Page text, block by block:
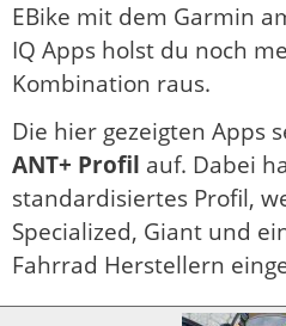
EBike mit dem Garmin
IQ Apps holst du noch
Kombination raus.
Die hier gezeigten Apps
ANT+ Profil auf. Dabei
standardisiertes Profil,
Specialized, Giant und
Fahrrad Herstellern